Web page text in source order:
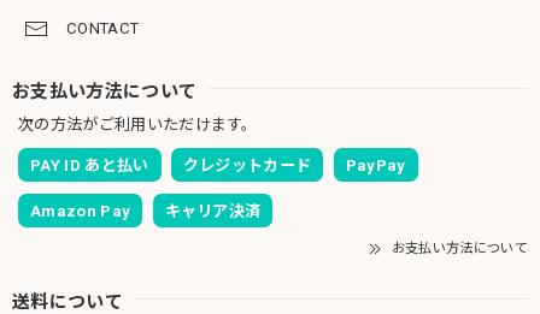
CONTACT
お支払い方法について
次の方法がご利用いただけます。
PAY ID あと払い クレジットカード PayPay
Amazon Pay キャリア決済
お支払い方法について
送料について